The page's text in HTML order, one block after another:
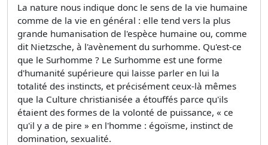
La nature nous indique donc le sens de la vie humaine
comme de la vie en général : elle tend vers la plus
grande humanisation de l'espèce humaine ou, comme
dit Nietzsche, à l'avènement du surhomme. Qu'est-ce
que le Surhomme ? Le Surhomme est une forme
d'humanité supérieure qui laisse parler en lui la
totalité des instincts, et précisément ceux-là mêmes
que la Culture christianisée a étouffés parce qu'ils
étaient des formes de la volonté de puissance, « ce
qu'il y a de pire » en l'homme : égoïsme, instinct de
domination, sexualité.